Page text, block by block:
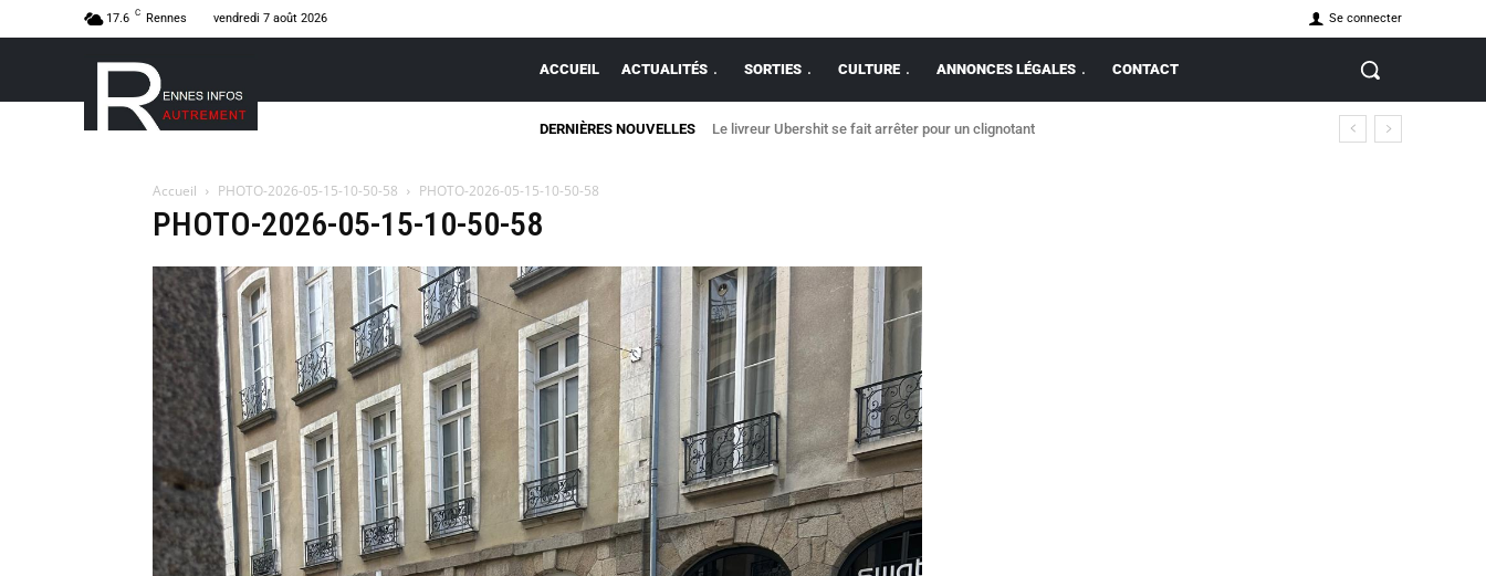
17.6 C Rennes vendredi 7 août 2026 Se connecter
ACCUEIL ACTUALITÉS SORTIES CULTURE ANNONCES LÉGALES CONTACT
DERNIÈRES NOUVELLES Le livreur Ubershit se fait arrêter pour un clignotant
Accueil PHOTO-2026-05-15-10-50-58 PHOTO-2026-05-15-10-50-58
PHOTO-2026-05-15-10-50-58